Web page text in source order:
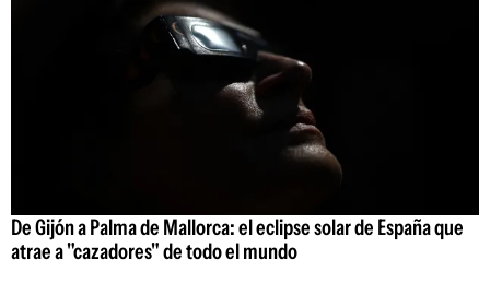
De Gijón a Palma de Mallorca: el eclipse solar de España que
atrae a "cazadores" de todo el mundo